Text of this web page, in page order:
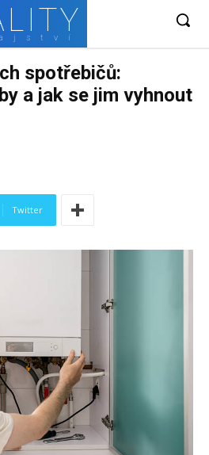
spotřebičů:
a jak se jim vyhnout
Twitter